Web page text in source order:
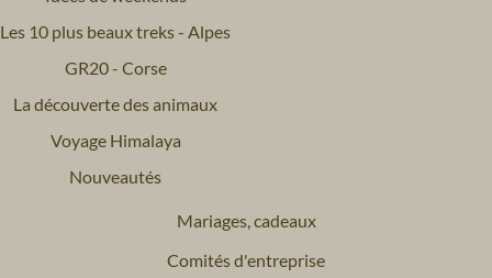
Les 10 plus beaux treks - Alpes
GR20 - Corse
La découverte des animaux
Voyage Himalaya
Nouveautés
Mariages, cadeaux
Comités d'entreprise